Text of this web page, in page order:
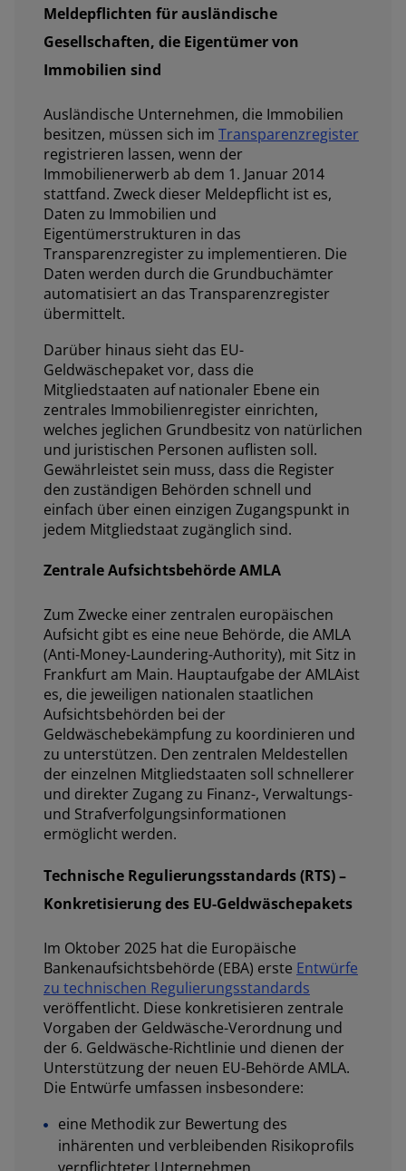
Meldepflichten für ausländische
Gesellschaften, die Eigentümer von
Immobilien sind
Ausländische Unternehmen, die Immobilien
besitzen, müssen sich im Transparenzregister
registrieren lassen, wenn der
Immobilienerwerb ab dem 1. Januar 2014
stattfand. Zweck dieser Meldepflicht ist es,
Daten zu Immobilien und
Eigentümerstrukturen in das
Transparenzregister zu implementieren. Die
Daten werden durch die Grundbuchämter
automatisiert an das Transparenzregister
übermittelt.
Darüber hinaus sieht das EU-
Geldwäschepaket vor, dass die
Mitgliedstaaten auf nationaler Ebene ein
zentrales Immobilienregister einrichten,
welches jeglichen Grundbesitz von natürlichen
und juristischen Personen auflisten soll.
Gewährleistet sein muss, dass die Register
den zuständigen Behörden schnell und
einfach über einen einzigen Zugangspunkt in
jedem Mitgliedstaat zugänglich sind.
Zentrale Aufsichtsbehörde AMLA
Zum Zwecke einer zentralen europäischen
Aufsicht gibt es eine neue Behörde, die AMLA
(Anti-Money-Laundering-Authority), mit Sitz in
Frankfurt am Main. Hauptaufgabe der AMLAist
es, die jeweiligen nationalen staatlichen
Aufsichtsbehörden bei der
Geldwäschebekämpfung zu koordinieren und
zu unterstützen. Den zentralen Meldestellen
der einzelnen Mitgliedstaaten soll schnellerer
und direkter Zugang zu Finanz-, Verwaltungs-
und Strafverfolgungsinformationen
ermöglicht werden.
Technische Regulierungsstandards (RTS) –
Konkretisierung des EU-Geldwäschepakets
Im Oktober 2025 hat die Europäische
Bankenaufsichtsbehörde (EBA) erste Entwürfe
zu technischen Regulierungsstandards
veröffentlicht. Diese konkretisieren zentrale
Vorgaben der Geldwäsche-Verordnung und
der 6. Geldwäsche-Richtlinie und dienen der
Unterstützung der neuen EU-Behörde AMLA.
Die Entwürfe umfassen insbesondere:
eine Methodik zur Bewertung des
inhärenten und verbleibenden Risikoprofils